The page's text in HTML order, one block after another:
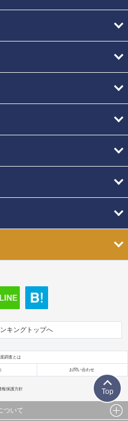
キングトップへ
調査とは
お問い合わせ
報保護方針
ついて
Top